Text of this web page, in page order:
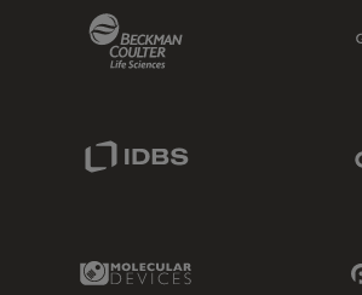
Molecular Devices Link